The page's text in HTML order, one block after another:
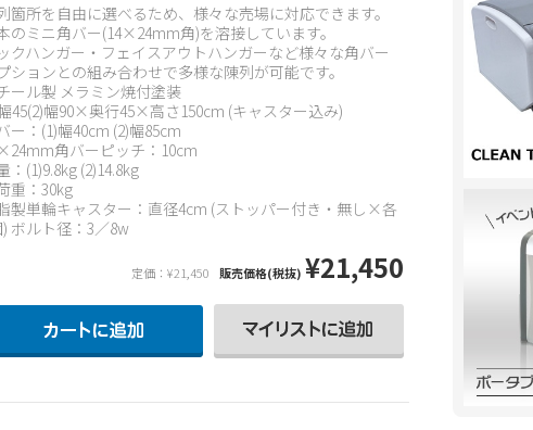
箇所を自由に選べるため、様々な売場に対応できます。
のミニ角バー(14×24mm角)を溶接しています。
クハンガー・フェイスアウトハンガーなど様々な角バー
ションとの組み合わせで多様な陳列が可能です。
ール製 メラミン焼付塗装
45(2)幅90×奥行45×高さ150cm (キャスター込み)
ー：(1)幅40cm (2)幅85cm
角バーピッチ：10cm
：(1)9.8kg (2)14.8kg
重：30kg
製単輪キャスター：直径4cm (ストッパー付き・無し×各
) ボルト径：3／8w
定価：¥21,450 販売価格(税抜) ¥21,450